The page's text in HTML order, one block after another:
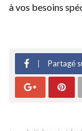
à vos besoins
Partagé